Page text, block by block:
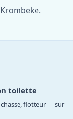
toilette
chasse, flotteur — sur